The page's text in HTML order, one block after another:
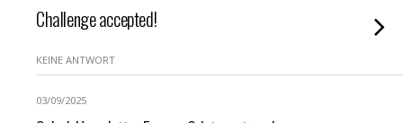
Challenge accepted!
KEINE ANTWORT
03/09/2025